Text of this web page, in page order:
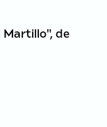
Martillo", de